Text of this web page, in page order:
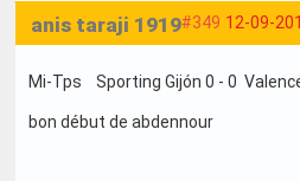
#349 12-09-
anis taraji 1919
Mi-Tps Sporting Gijón 0 - 0
bon début de abdennour